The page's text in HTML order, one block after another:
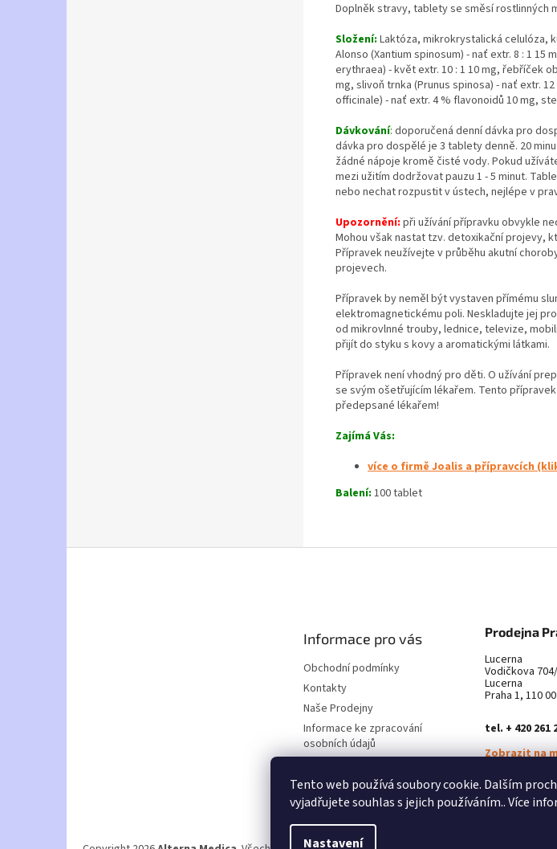
Tento web používá soubory cookie. Dalším
vyjadřujete souhlas s jejich používáním.. Více
Nastavení
Doplněk stravy, tablety se směsí rostlinných
Složení: Laktóza, mikrokrystalická celulóza,
Alonso (Xantium spinosum) - nať extr. 8 : 1 15
erythraea) - květ extr. 10 : 1 10 mg, řebříček
mg, slivoň trnka (Prunus spinosa) - nať extr.
officinale) - nať extr. 4 % flavonoidů 10 mg,
Dávkování: doporučená denní dávka pro
dávka pro dospělé je 3 tablety denně. 20
žádné nápoje kromě čisté vody. Pokud
mezi užitím dodržovat pauzu 1 - 5 minut.
nebo nechat rozpustit v ústech, nejlépe v
Upozornění: při užívání přípravku obvykle
Mohou však nastat tzv. detoxikační projevy,
Přípravek neužívejte v průběhu akutní
projevech.
Přípravek by neměl být vystaven přímému
elektromagnetickému poli. Neskladujte jej
od mikrovlnné trouby, lednice, televize,
přijít do styku s kovy a aromatickými látkami.
Přípravek není vhodný pro děti. O užívání
se svým ošetřujícím lékařem. Tento
předepsané lékařem!
Zajímá Vás:
více o firmě Joalis a přípravcích
Balení: 100 tablet
Informace pro vás
Obchodní podmínky
Kontakty
Naše Prodejny
Informace ke zpracování
osobních údajů
Nabídka zaměstnání
Prodejna
Lucerna
Vodičkova
Lucerna
Praha 1, 110 00
tel. + 420 261
Zobrazit na